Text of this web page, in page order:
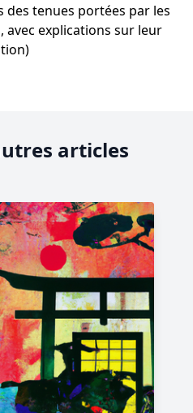
tenues portées par les
avec explications sur leur
articles